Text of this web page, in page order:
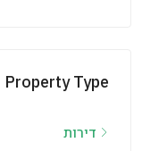
Property Type
דירות